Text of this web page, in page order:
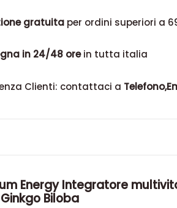
gratuitaper ordini superiori a
in 24/48 orein tutta italia
Clienti: contattaci a
Energy Integratore
Biloba